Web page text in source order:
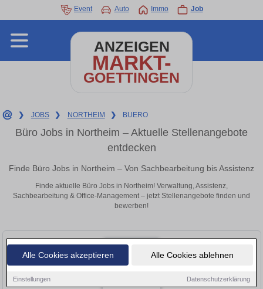
Alle Cookies akzeptieren Alle Cookies ablehnen
Einstellungen Datenschutzerklärung
Event Auto Immo Job
ANZEIGEN
MARKT-
GOETTINGEN
❯ JOBS ❯ NORTHEIM ❯ BUERO
Büro Jobs in Northeim – Aktuelle Stellenangebote
entdecken
Finde Büro Jobs in Northeim – Von Sachbearbeitung bis Assistenz
Finde aktuelle Büro Jobs in Northeim! Verwaltung, Assistenz,
Sachbearbeitung & Office-Management – jetzt Stellenangebote finden und
bewerben!